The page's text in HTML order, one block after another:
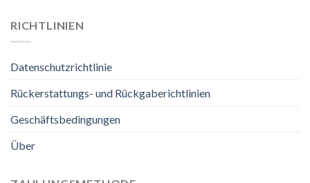
RICHTLINIEN
Datenschutzrichtlinie
Rückerstattungs- und Rückgaberichtlinien
Geschäftsbedingungen
Über